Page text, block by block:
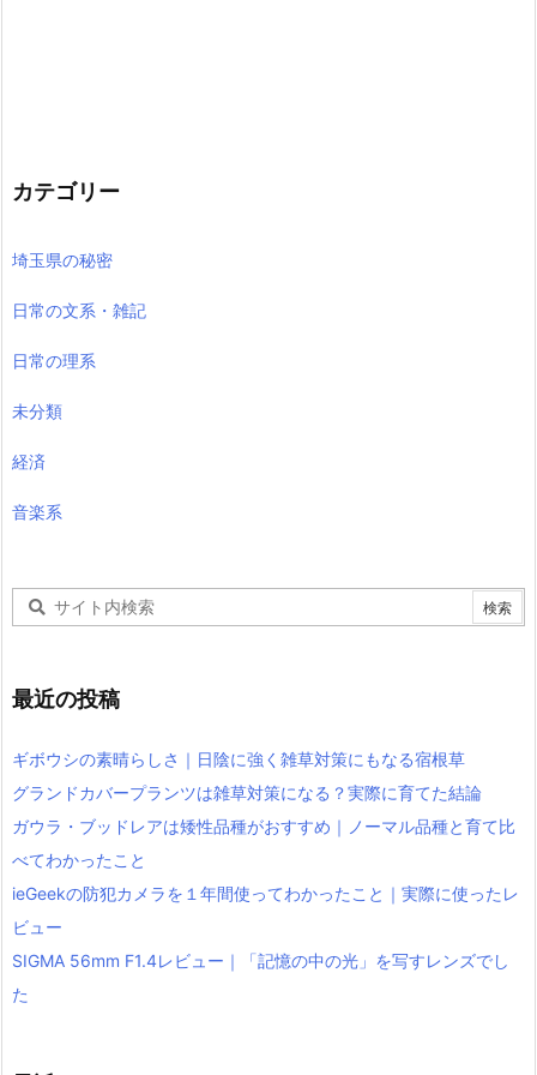
カテゴリー
埼玉県の秘密
日常の文系・雑記
日常の理系
未分類
経済
音楽系
最近の投稿
ギボウシの素晴らしさ｜日陰に強く雑草対策にもなる宿根草
グランドカバープランツは雑草対策になる？実際に育てた結論
ガウラ・ブッドレアは矮性品種がおすすめ｜ノーマル品種と育て比
べてわかったこと
ieGeekの防犯カメラを１年間使ってわかったこと｜実際に使ったレ
ビュー
SIGMA 56mm F1.4レビュー｜「記憶の中の光」を写すレンズでし
た